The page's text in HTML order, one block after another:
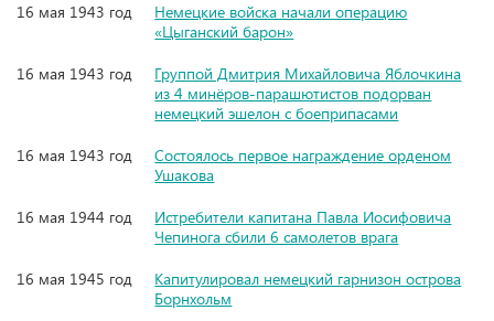
16 мая 1943 год
Немецкие войска начали операцию
«Цыганский барон»
16 мая 1943 год
Группой Дмитрия Михайловича Яблочкина
из 4 минёров-парашютистов подорван
немецкий эшелон с боеприпасами
16 мая 1943 год
Состоялось первое награждение орденом
Ушакова
16 мая 1944 год
Истребители капитана Павла Иосифовича
Чепинога сбили 6 самолетов врага
16 мая 1945 год
Капитулировал немецкий гарнизон острова
Борнхольм